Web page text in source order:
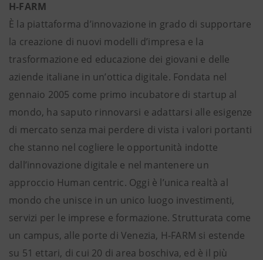
H-FARM
È la piattaforma d’innovazione in grado di supportare
la creazione di nuovi modelli d’impresa e la
trasformazione ed educazione dei giovani e delle
aziende italiane in un’ottica digitale. Fondata nel
gennaio 2005 come primo incubatore di startup al
mondo, ha saputo rinnovarsi e adattarsi alle esigenze
di mercato senza mai perdere di vista i valori portanti
che stanno nel cogliere le opportunità indotte
dall’innovazione digitale e nel mantenere un
approccio Human centric. Oggi è l’unica realtà al
mondo che unisce in un unico luogo investimenti,
servizi per le imprese e formazione. Strutturata come
un campus, alle porte di Venezia, H-FARM si estende
su 51 ettari, di cui 20 di area boschiva, ed è il più